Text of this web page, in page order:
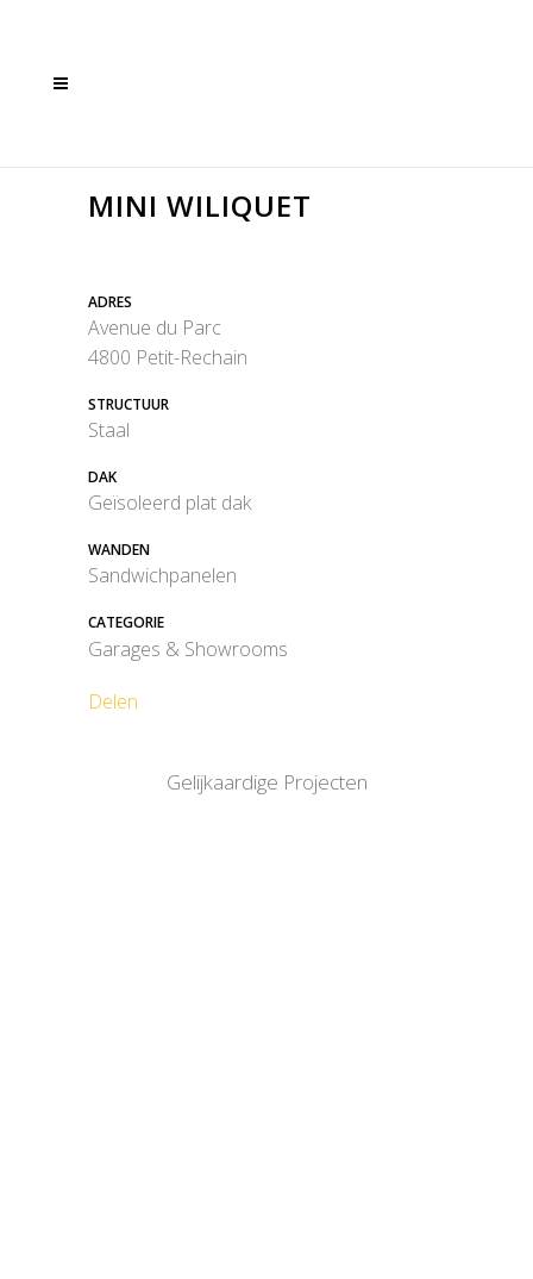
MINI WILIQUET
ADRES
Avenue du Parc
4800 Petit-Rechain
STRUCTUUR
Staal
DAK
Geïsoleerd plat dak
WANDEN
Sandwichpanelen
CATEGORIE
Garages & Showrooms
Delen
Gelijkaardige Projecten